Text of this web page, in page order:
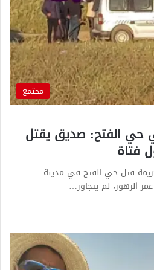
مجتمع
حي الفتح: صديق يقتل
فتاة
قتل حي الفتح في مدينة
الزهور، لم يتجاوز…